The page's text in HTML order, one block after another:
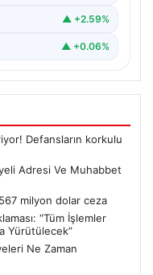
▲ +2.59%
▲ +0.06%
Defansların korkulu
Adresi Ve Muhabbet
milyon dolar ceza
“Tüm İşlemler
Yürütülecek”
Ne Zaman